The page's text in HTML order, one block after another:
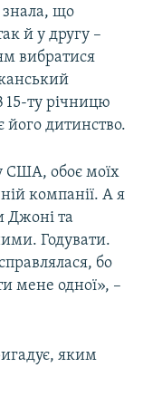
знала, що
й у другу –
вибратися
15-ту річницю
його дитинство.
США, обоє моїх
компанії. А я
Джоні та
Годувати.
бо
мене одної», –
яким